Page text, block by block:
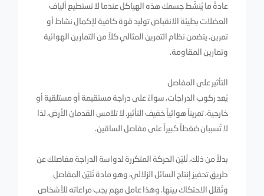
عادةً ما يُنشّط جسمك هذه الهياكل عندما لا تستطيع ألياف
العضلات بطيئة الانقباض توليد قوة كافية لإكمال نشاط أو
تمرين. يتضمن نظام التمرين المثالي كلاً من التمارين الهوائية
وتمارين المقاومة.
التأثير على المفاصل
يُعد ركوب الدراجات، سواءً على دراجة مستقيمة أو مستلقية أو
خارجية، تمريناً هوائياً خفيف التأثير. لا تلامس القدمان الأرض، لذا
لا تُسببان ضغطاً كبيراً على مفاصل الساقين.
بدلاً من ذلك، تُليّن الحركة المتكررة لدواسة الدراجة مفاصلك عن
طريق تحفيز إنتاج السائل الزلالي، وهو مادة تُليّن المفاصل
وتُقلل الاحتكاك بينها. وهذا عامل مهم يجب مراعاته للأشخاص